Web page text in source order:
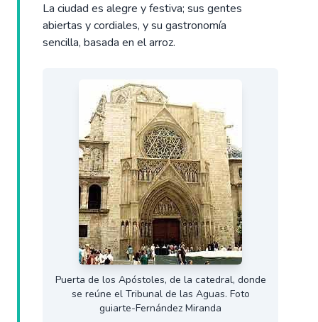
La ciudad es alegre y festiva; sus gentes
abiertas y cordiales, y su gastronomía
sencilla, basada en el arroz.
Puerta de los Apóstoles, de la catedral, donde
se reúne el Tribunal de las Aguas. Foto
guiarte-Fernández Miranda